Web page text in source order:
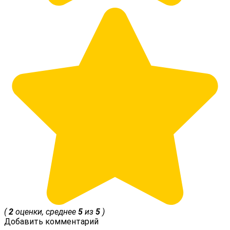
(2 оценки, среднее 5 из 5 )
Добавить комментарий